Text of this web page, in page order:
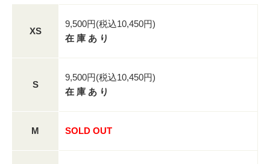
XS
9,500円(税込10,450円)
在 庫 あ り
S
9,500円(税込10,450円)
在 庫 あ り
M SOLD OUT